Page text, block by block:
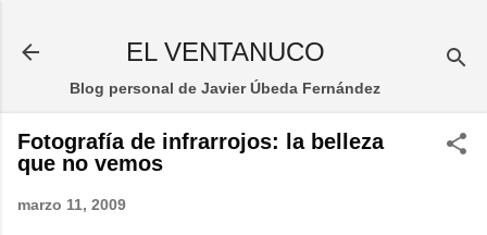
EL VENTANUCO
Blog personal de Javier Úbeda Fernández
Fotografía de infrarrojos: la belleza
que no vemos
marzo 11, 2009